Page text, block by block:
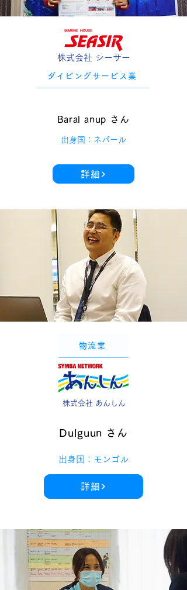
株式会社 シーサー
ダイビングサービス業
Baral anup さん
出身国：ネパール
詳細
物流業
株式会社 あんしん
Dulguun さん
出身国：モンゴル
詳細